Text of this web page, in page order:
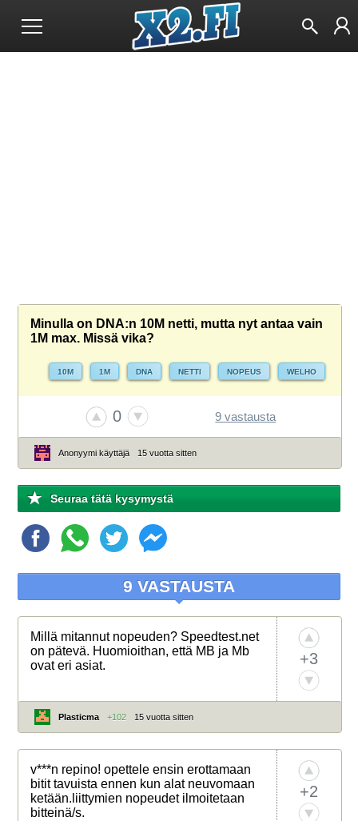
Minulla on DNA:n 10M netti, mutta nyt antaa vain
1M max. Missä vika?
10M 1M DNA NETTI NOPEUS WELHO
0 9 vastausta
Anonyymi käyttäjä 15 vuotta sitten
Seuraa tätä kysymystä
9 VASTAUSTA
Millä mitannut nopeuden? Speedtest.net
on pätevä. Huomioithan, että MB ja Mb
ovat eri asiat.
+3
Plasticma +102 15 vuotta sitten
v***n repino! opettele ensin erottamaan
bitit tavuista ennen kun alat neuvomaan
ketään.liittymien nopeudet ilmoitetaan
bitteinä/s.
+2